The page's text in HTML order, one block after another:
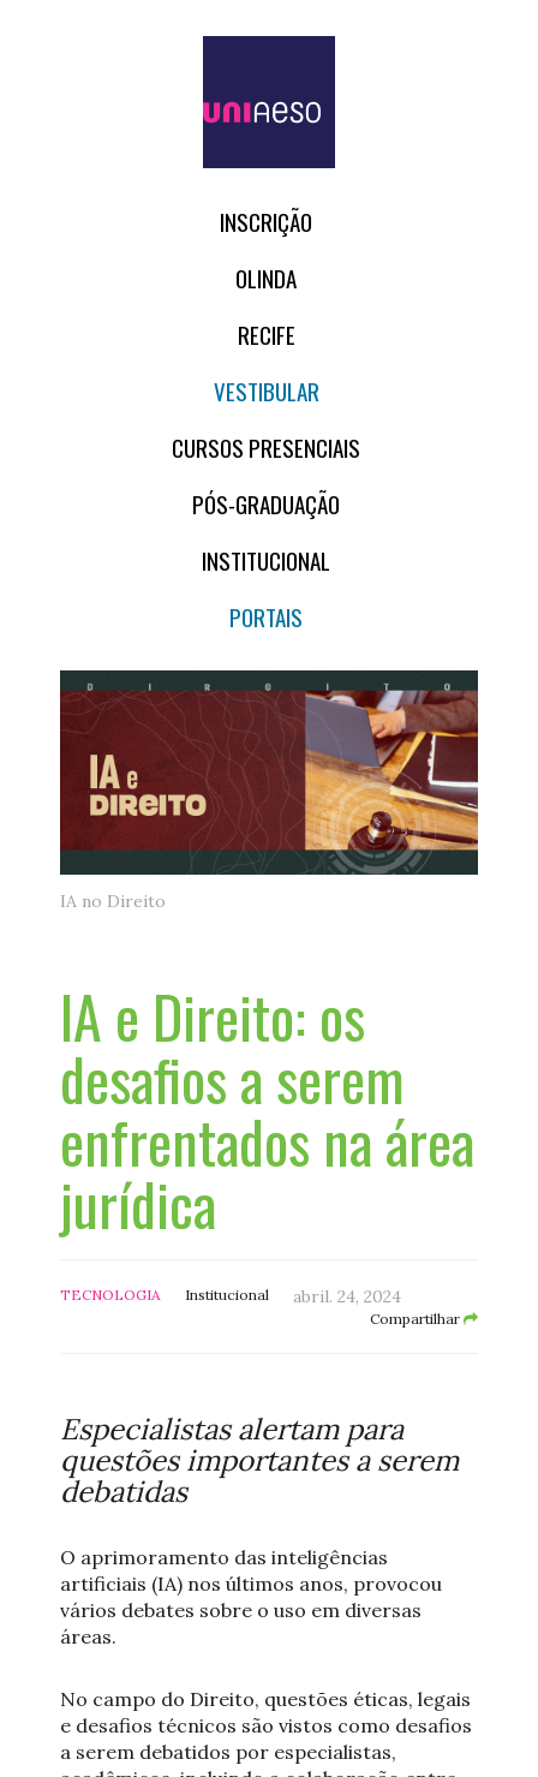
INSCRIÇÃO
OLINDA
RECIFE
VESTIBULAR
CURSOS PRESENCIAIS
PÓS-GRADUAÇÃO
INSTITUCIONAL
PORTAIS
IA no Direito
IA e Direito: os
desafios a serem
enfrentados na área
jurídica
TECNOLOGIA Institucional abril. 24, 2024
Compartilhar
Especialistas alertam para
questões importantes a serem
debatidas
O aprimoramento das inteligências
artificiais (IA) nos últimos anos, provocou
vários debates sobre o uso em diversas
áreas.
No campo do Direito, questões éticas, legais
e desafios técnicos são vistos como desafios
a serem debatidos por especialistas,